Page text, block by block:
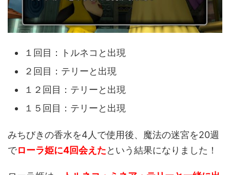
１回目：トルネコと出現
２回目：テリーと出現
１２回目：テリーと出現
１５回目：テリーと出現
みちびきの香水を4人で使用後、魔法の迷宮を20週
でローラ姫に4回会えたという結果になりました！